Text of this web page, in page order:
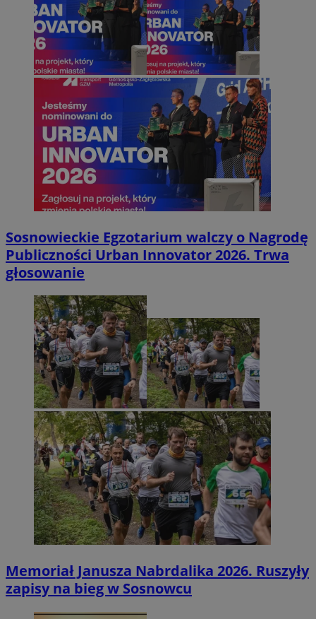
Sosnowieckie Egzotarium walczy o Nagrodę
Publiczności Urban Innovator 2026. Trwa
głosowanie
Memoriał Janusza Nabrdalika 2026. Ruszyły
zapisy na bieg w Sosnowcu